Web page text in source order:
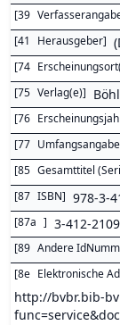
[39
[41 Herausgeber]
[74
[75 Verlag(e)]
[76
[77
[85 Gesamttitel
[87 ISBN] 978-3-
[87a ] 3-412-
[89 Andere
[8e Elektronische
http://bvbr.bib-